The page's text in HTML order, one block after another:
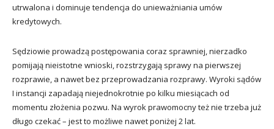
utrwalona i dominuje tendencja do unieważniania umów
kredytowych.
Sędziowie prowadzą postępowania coraz sprawniej, nierzadko
pomijają nieistotne wnioski, rozstrzygają sprawy na pierwszej
rozprawie, a nawet bez przeprowadzania rozprawy. Wyroki sądów
I instancji zapadają niejednokrotnie po kilku miesiącach od
momentu złożenia pozwu. Na wyrok prawomocny też nie trzeba już
długo czekać – jest to możliwe nawet poniżej 2 lat.